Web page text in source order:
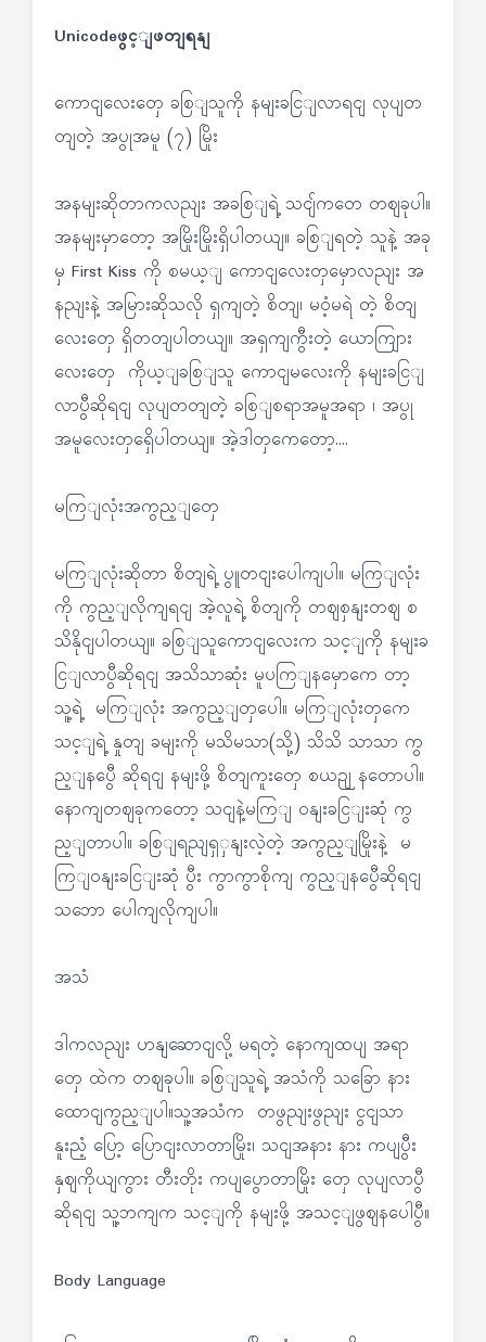
Unicodeဖွင့ျဖတျရနျ
ကောငျလေးတှေ ခစြျသူကို နမျးခငြျလာရငျ လုပျတ
တျတဲ့ အပွုအမူ (၇) မြိုး
အနမျးဆိုတာကလညျး အခစြျရဲ့ သငျ်ကတေ တဈခုပါ။
အနမျးမှာတော့ အမြိုးမြိုးရှိပါတယျ။ ခစြျရတဲ့ သူနဲ့ အခု
မှ First Kiss ကို စမယ့ျ ကောငျလေးတှမှောလညျး အ
နညျးနဲ့ အမြားဆိုသလို ရှကျတဲ့ စိတျ၊ မဝံ့မရဲ တဲ့ စိတျ
လေးတှေ ရှိတတျပါတယျ။ အရှကျကွီးတဲ့ ယောကျြား
လေးတှေ ကိုယ့ျခစြျသူ ကောငျမလေးကို နမျးခငြျ
လာပွီဆိုရငျ လုပျတတျတဲ့ ခစြျစရာအမူအရာ ၊ အပွု
အမူလေးတှရှေိပါတယျ။ အဲ့ဒါတှကေတော့….
မကြျလုံးအကွည့ျတှေ
မကြျလုံးဆိုတာ စိတျရဲ့ ပွူတငျးပေါကျပါ။ မကြျလုံး
ကို ကွည့ျလိုကျရငျ အဲ့လူရဲ့ စိတျကို တဈစှနျးတဈ စ
သိနိုငျပါတယျ။ ခစြျသူကောငျလေးက သင့ျကို နမျးခ
ငြျလာပွီဆိုရငျ အသိသာဆုံး မူပကြျနမှောကေ တာ့
သူ့ရဲ့ မကြျလုံး အကွည့ျတှပေါ။ မကြျလုံးတှကေ
သင့ျရဲ့ နှုတျ ခမျးကို မသိမသာ(သို့) သိသိ သာသာ ကွ
ည့ျနပွေီ ဆိုရငျ နမျးဖို့ စိတျကူးတှေ စယဉျ နတောပါ။
နောကျတဈခုကတော့ သငျနဲ့မကြျ ဝနျးခငြျးဆုံ ကွ
ည့ျတာပါ။ ခစြျရညျရှှနျးလဲ့တဲ့ အကွည့ျမြိုးနဲ့ မ
ကြျဝနျးခငြျးဆုံ ပွီး ကွာကွာစိုကျ ကွည့ျနပွေီဆိုရငျ
သဘော ပေါကျလိုကျပါ။
အသံ
ဒါကလညျး ဟနျဆောငျလို့ မရတဲ့ နောကျထပျ အရာ
တှေ ထဲက တဈခုပါ။ ခစြျသူရဲ့ အသံကို သခြော နား
ထောငျကွည့ျပါ။သူ့အသံက တဖွညျးဖွညျး ငွငျသာ
နူးညံ့ ပြော့ ပြောငျးလာတာမြိုး၊ သငျအနား နား ကပျပွီး
နှဈကိုယျကွား တီးတိုး ကပျပွောတာမြိုး တှေ လုပျလာပွီ
ဆိုရငျ သူ့ဘကျက သင့ျကို နမျးဖို့ အသင့ျဖွဈနပေါပွီ။
Body Language